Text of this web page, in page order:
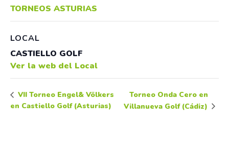
TORNEOS ASTURIAS
LOCAL
CASTIELLO GOLF
Ver la web del Local
VII Torneo Engel& Völkers
en Castiello Golf (Asturias)
Torneo Onda Cero en
Villanueva Golf (Cádiz)